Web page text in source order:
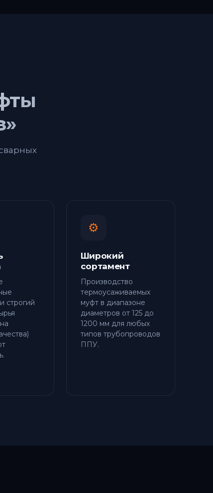
строгий
⚙️
Широкий
сортамент
Производство
термоусаживаемых
муфт в диапазоне
диаметров от 125 до
1200 мм для любых
типов трубопроводов
ППУ.